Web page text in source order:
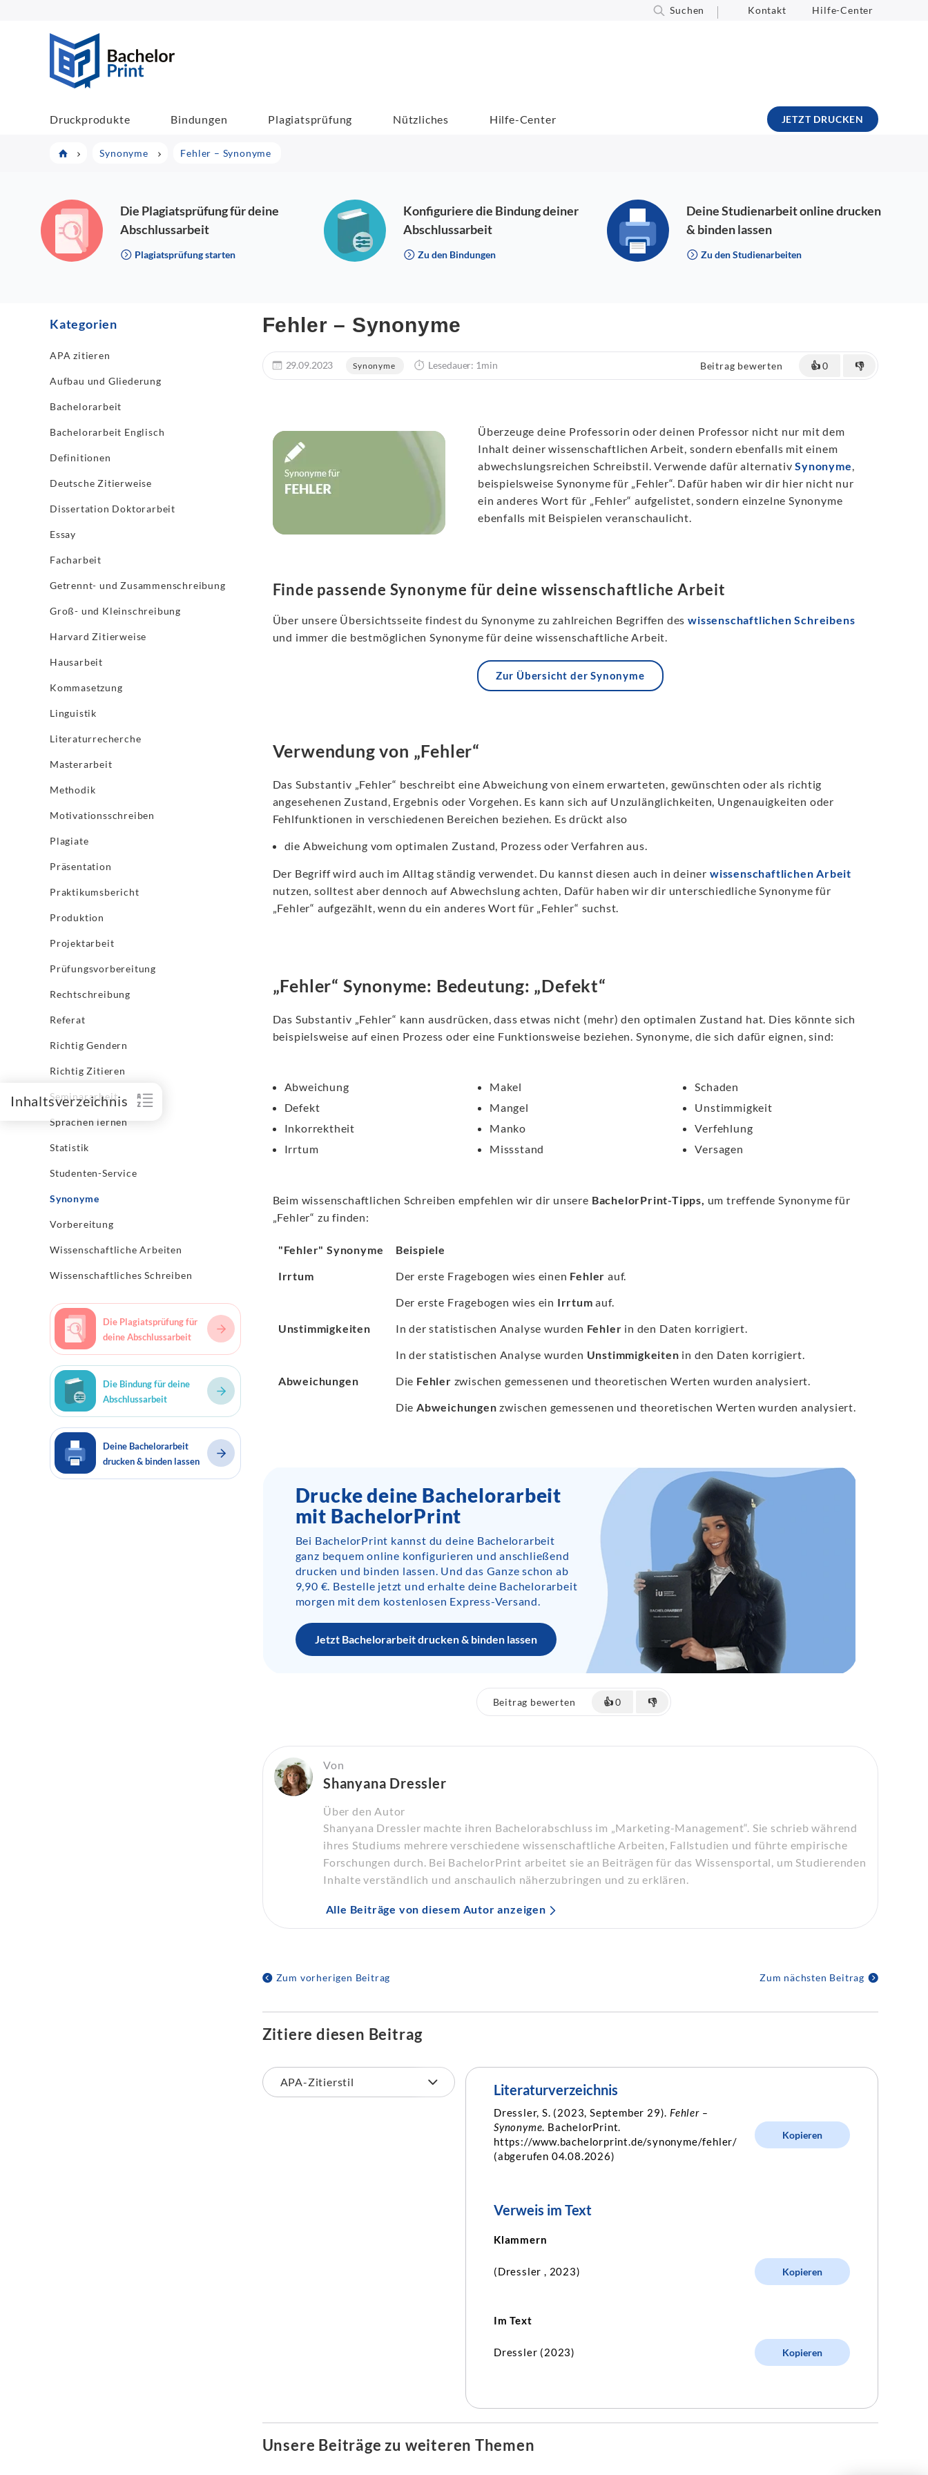
Suchen Kontakt Hilfe-Center
Druckprodukte Bindungen Plagiatsprüfung Nützliches Hilfe-Center JETZT DRUCKEN
Synonyme Fehler – Synonyme
Die Plagiatsprüfung für deine
Abschlussarbeit
Plagiatsprüfung starten
Konfiguriere die Bindung deiner
Abschlussarbeit
Zu den Bindungen
Deine Studienarbeit online drucken
& binden lassen
Zu den Studienarbeiten
Kategorien
APA zitieren
Aufbau und Gliederung
Bachelorarbeit
Bachelorarbeit Englisch
Definitionen
Deutsche Zitierweise
Dissertation Doktorarbeit
Essay
Facharbeit
Getrennt- und Zusammenschreibung
Groß- und Kleinschreibung
Harvard Zitierweise
Hausarbeit
Kommasetzung
Linguistik
Literaturrecherche
Masterarbeit
Methodik
Motivationsschreiben
Plagiate
Präsentation
Praktikumsbericht
Produktion
Projektarbeit
Prüfungsvorbereitung
Rechtschreibung
Referat
Richtig Gendern
Richtig Zitieren
Seminararbeit
Sprachen lernen
Statistik
Studenten-Service
Synonyme
Vorbereitung
Wissenschaftliche Arbeiten
Wissenschaftliches Schreiben
Die Plagiatsprüfung für
deine Abschlussarbeit
Die Bindung für deine
Abschlussarbeit
Deine Bachelorarbeit
drucken & binden lassen
Fehler – Synonyme
29.09.2023 Synonyme Lesedauer: 1min Beitrag bewerten 👍0 👎
Inhaltsverzeichnis
Überzeuge deine Professorin oder deinen Professor nicht nur mit dem
Inhalt deiner wissenschaftlichen Arbeit, sondern ebenfalls mit einem
abwechslungsreichen Schreibstil. Verwende dafür alternativSynonyme,
beispielsweise Synonyme für „Fehler“. Dafür haben wir dir hier nicht nur
ein anderes Wort für „Fehler“ aufgelistet, sondern einzelne Synonyme
ebenfalls mit Beispielen veranschaulicht.
Finde passende Synonyme für deine wissenschaftliche Arbeit
Über unsere Übersichtsseite findest du Synonyme zu zahlreichen Begriffen deswissenschaftlichen Schreibens
und immer die bestmöglichen Synonyme für deine wissenschaftliche Arbeit.
Zur Übersicht der Synonyme
Verwendung von „Fehler“
Das Substantiv „Fehler“ beschreibt eine Abweichung von einem erwarteten, gewünschten oder als richtig
angesehenen Zustand, Ergebnis oder Vorgehen. Es kann sich auf Unzulänglichkeiten, Ungenauigkeiten oder
Fehlfunktionen in verschiedenen Bereichen beziehen. Es drückt also
die Abweichung vom optimalen Zustand, Prozess oder Verfahren aus.
Der Begriff wird auch im Alltag ständig verwendet. Du kannst diesen auch in deiner wissenschaftlichen Arbeit
nutzen, solltest aber dennoch auf Abwechslung achten, Dafür haben wir dir unterschiedliche Synonyme für
„Fehler“ aufgezählt, wenn du ein anderes Wort für „Fehler“ suchst.
„Fehler“ Synonyme: Bedeutung: „Defekt“
Das Substantiv „Fehler“ kann ausdrücken, dass etwas nicht (mehr) den optimalen Zustand hat. Dies könnte sich
beispielsweise auf einen Prozess oder eine Funktionsweise beziehen. Synonyme, die sich dafür eignen, sind:
Abweichung
Defekt
Inkorrektheit
Irrtum
Makel
Mangel
Manko
Missstand
Schaden
Unstimmigkeit
Verfehlung
Versagen
Beim wissenschaftlichen Schreiben empfehlen wir dir unsere BachelorPrint-Tipps, um treffende Synonyme für
„Fehler“ zu finden:
"Fehler" Synonyme
Beispiele
Irrtum
Der erste Fragebogen wies einen Fehler auf.
Der erste Fragebogen wies ein Irrtum auf.
Unstimmigkeiten
In der statistischen Analyse wurden Fehler in den Daten korrigiert.
In der statistischen Analyse wurden Unstimmigkeiten in den Daten korrigiert.
Abweichungen
Die Fehler zwischen gemessenen und theoretischen Werten wurden analysiert.
Die Abweichungen zwischen gemessenen und theoretischen Werten wurden analysiert.
Drucke deine Bachelorarbeit
mit BachelorPrint
Bei BachelorPrint kannst du deine Bachelorarbeit
ganz bequem online konfigurieren und anschließend
drucken und binden lassen. Und das Ganze schon ab
9,90 €. Bestelle jetzt und erhalte deine Bachelorarbeit
morgen mit dem kostenlosen Express-Versand.
Jetzt Bachelorarbeit drucken & binden lassen
Beitrag bewerten 👍0 👎
Von
Shanyana Dressler
Über den Autor
Shanyana Dressler machte ihren Bachelorabschluss im „Marketing-Management“. Sie schrieb während
ihres Studiums mehrere verschiedene wissenschaftliche Arbeiten, Fallstudien und führte empirische
Forschungen durch. Bei BachelorPrint arbeitet sie an Beiträgen für das Wissensportal, um Studierenden
Inhalte verständlich und anschaulich näherzubringen und zu erklären.
Alle Beiträge von diesem Autor anzeigen
Zum vorherigen Beitrag Zum nächsten Beitrag
Zitiere diesen Beitrag
Literaturverzeichnis
Dressler, S. (2023, September 29). Fehler –
Synonyme. BachelorPrint.
https://www.bachelorprint.de/synonyme/fehler/
(abgerufen 04.08.2026)
Kopieren
Verweis im Text
Klammern
(Dressler , 2023) Kopieren
Im Text
Dressler (2023) Kopieren
Unsere Beiträge zu weiteren Themen